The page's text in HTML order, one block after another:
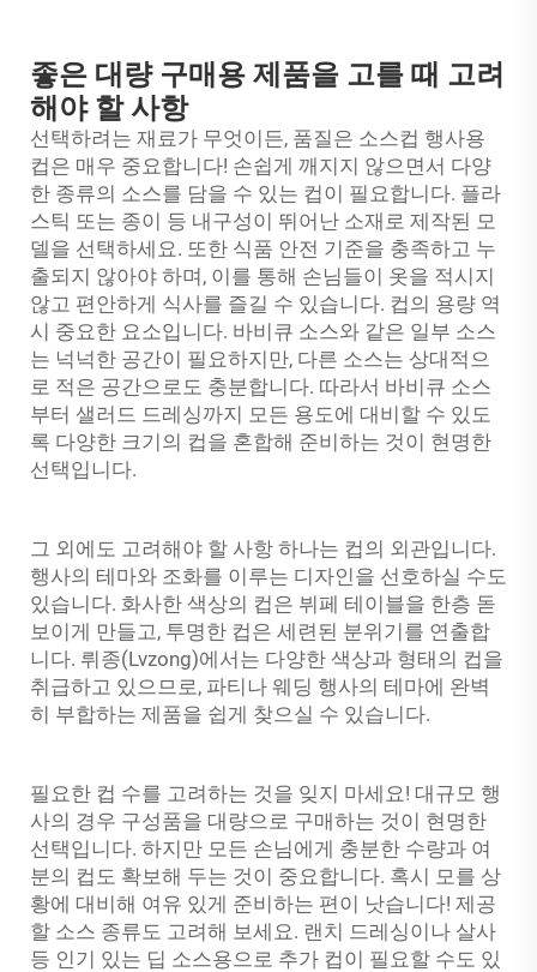
좋은 대량 구매용 제품을 고를 때 고려
해야 할 사항
선택하려는 재료가 무엇이든, 품질은 소스컵 행사용
컵은 매우 중요합니다! 손쉽게 깨지지 않으면서 다양
한 종류의 소스를 담을 수 있는 컵이 필요합니다. 플라
스틱 또는 종이 등 내구성이 뛰어난 소재로 제작된 모
델을 선택하세요. 또한 식품 안전 기준을 충족하고 누
출되지 않아야 하며, 이를 통해 손님들이 옷을 적시지
않고 편안하게 식사를 즐길 수 있습니다. 컵의 용량 역
시 중요한 요소입니다. 바비큐 소스와 같은 일부 소스
는 넉넉한 공간이 필요하지만, 다른 소스는 상대적으
로 적은 공간으로도 충분합니다. 따라서 바비큐 소스
부터 샐러드 드레싱까지 모든 용도에 대비할 수 있도
록 다양한 크기의 컵을 혼합해 준비하는 것이 현명한
선택입니다.
그 외에도 고려해야 할 사항 하나는 컵의 외관입니다.
행사의 테마와 조화를 이루는 디자인을 선호하실 수도
있습니다. 화사한 색상의 컵은 뷔페 테이블을 한층 돋
보이게 만들고, 투명한 컵은 세련된 분위기를 연출합
니다. 뤼종(Lvzong)에서는 다양한 색상과 형태의 컵을
취급하고 있으므로, 파티나 웨딩 행사의 테마에 완벽
히 부합하는 제품을 쉽게 찾으실 수 있습니다.
필요한 컵 수를 고려하는 것을 잊지 마세요! 대규모 행
사의 경우 구성품을 대량으로 구매하는 것이 현명한
선택입니다. 하지만 모든 손님에게 충분한 수량과 여
분의 컵도 확보해 두는 것이 중요합니다. 혹시 모를 상
황에 대비해 여유 있게 준비하는 편이 낫습니다! 제공
할 소스 종류도 고려해 보세요. 랜치 드레싱이나 살사
등 인기 있는 딥 소스용으로 추가 컵이 필요할 수도 있